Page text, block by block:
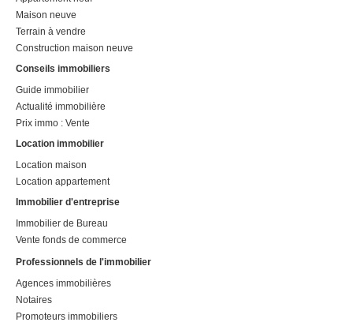
Maison neuve
Terrain à vendre
Construction maison neuve
Conseils immobiliers
Guide immobilier
Actualité immobilière
Prix immo : Vente
Location immobilier
Location maison
Location appartement
Immobilier d'entreprise
Immobilier de Bureau
Vente fonds de commerce
Professionnels de l'immobilier
Agences immobilières
Notaires
Promoteurs immobiliers